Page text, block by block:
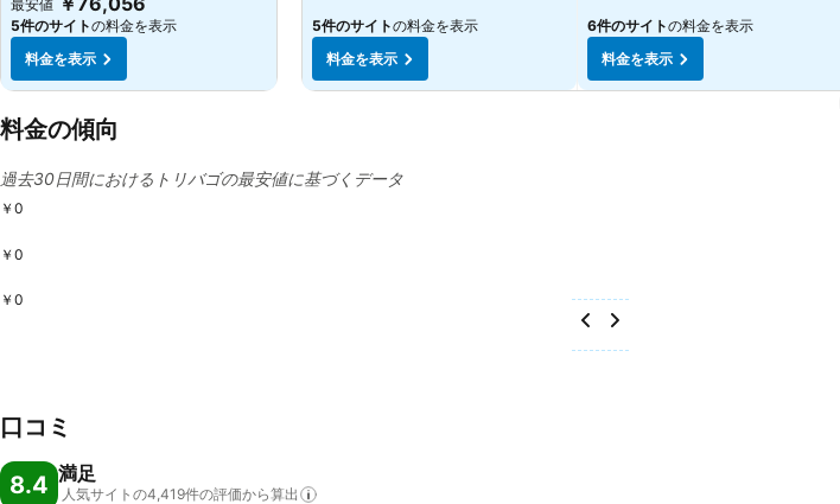
最安値
5件のサイトの料金を表示
料金を表示
5件のサイトの料金を表示
料金を表示
6件のサイトの料金を表示
料金を表示
料金の傾向
過去30日間におけるトリバゴの最安値に基づくデータ
￥0
￥0
￥0
口コミ
8.4 満足
人気サイトの4,419件の評価から算出